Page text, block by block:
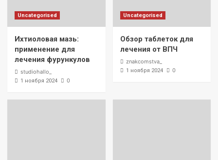
Uncategorised
Ихтиоловая мазь:
применение для
лечения фурункулов
studiohallo_
1 ноября 2024 0
Uncategorised
Обзор таблеток для
лечения от ВПЧ
znakcomstva_
1 ноября 2024 0